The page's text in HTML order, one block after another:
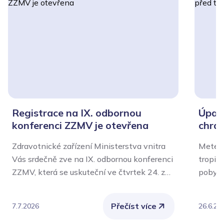
Registrace na IX. odbornou
konferenci ZZMV je otevřena
Zdravotnické zařízení Ministerstva vnitra
Vás srdečně zve na IX. odbornou konferenci
ZZMV, která se uskuteční ve čtvrtek 24. září
7.7.2026 Přečíst více